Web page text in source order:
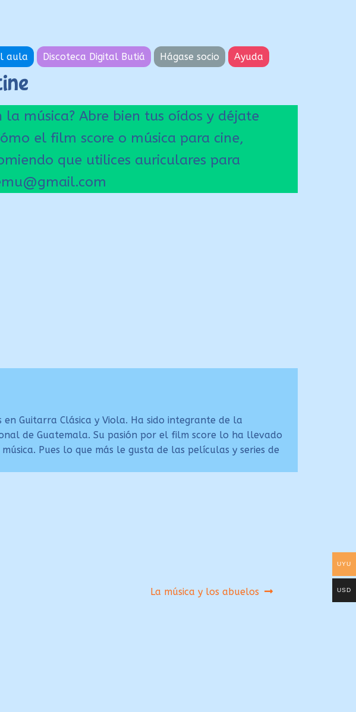
aula Discoteca Digital Butiá Hágase socio Ayuda
música? Abre bien tus oídos y déjate
el film score o música para cine,
que utilices auriculares para
Guitarra Clásica y Viola. Ha sido integrante de la
de Guatemala. Su pasión por el film score lo ha llevado
Pues lo que más le gusta de las películas y series de
Siguiente:
La música y los abuelos
UYU
USD